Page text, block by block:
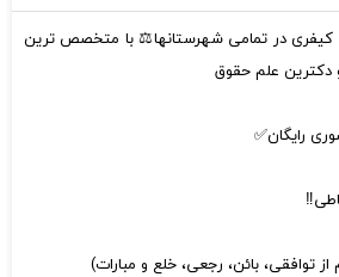
کیفری در تمامی شهرستانها⚖️ با متخصص ترین
دکترین علم حقوق
رایگان✅
توافقی، بائن، رجعی، خلع و مبارات)